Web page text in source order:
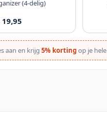
(4-delig)
19,95
aan en krijg5% kortingop je